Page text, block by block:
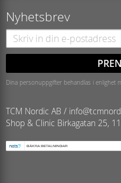
Nyhetsbrev
Dina personuppgifter behandlas i enlighet
TCM Nordic AB /
Shop & Clinic Birkagatan 25,